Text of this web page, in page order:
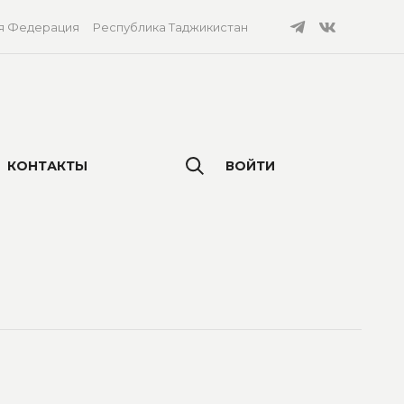
Федерация Республика Таджикистан
КОНТАКТЫ ВОЙТИ